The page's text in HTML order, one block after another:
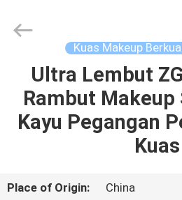
RUMAH
PRODUK
KAMI
Kuas Makeup
Ultra Lembut
Rambut
Kayu Pegangan
Kuas
Place of Origin:
China